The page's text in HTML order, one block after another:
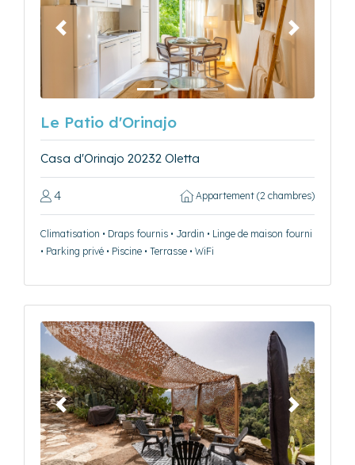
Précédent Suivant
Le Patio d'Orinajo
Casa d'Orinajo 20232 Oletta
4 Appartement (2 chambres)
Climatisation • Draps fournis • Jardin • Linge de maison fourni
• Parking privé • Piscine • Terrasse • WiFi
Précédent Suivant